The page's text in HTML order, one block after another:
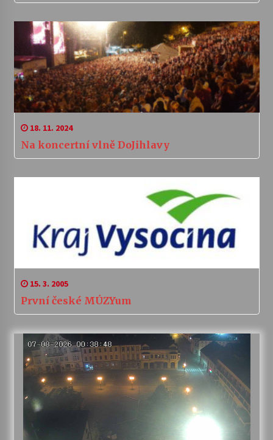
18. 11. 2024
Na koncertní vlně DoJihlavy
15. 3. 2005
První české MÚZYum